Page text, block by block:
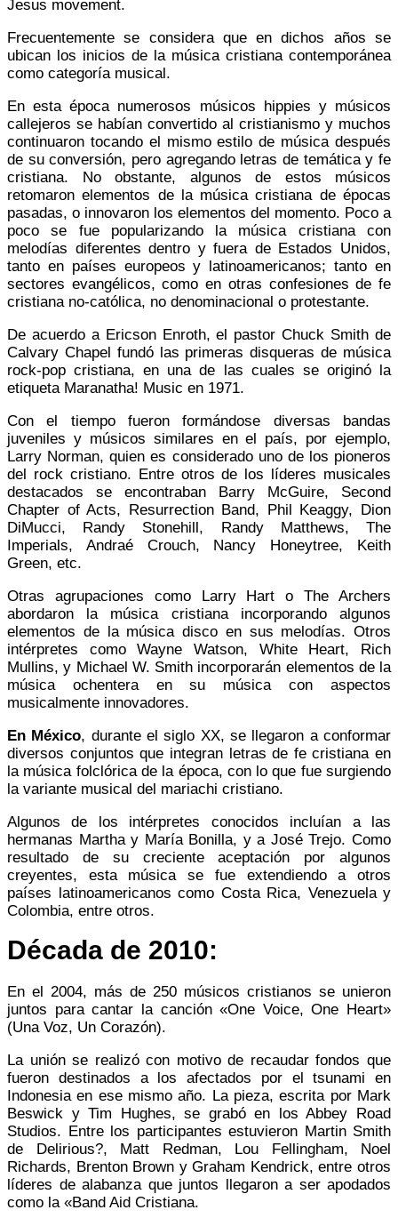
Jesus movement.
Frecuentemente se considera que en dichos años se
ubican los inicios de la música cristiana contemporánea
como categoría musical.
En esta época numerosos músicos hippies y músicos
callejeros se habían convertido al cristianismo y muchos
continuaron tocando el mismo estilo de música después
de su conversión, pero agregando letras de temática y fe
cristiana. No obstante, algunos de estos músicos
retomaron elementos de la música cristiana de épocas
pasadas, o innovaron los elementos del momento. Poco a
poco se fue popularizando la música cristiana con
melodías diferentes dentro y fuera de Estados Unidos,
tanto en países europeos y latinoamericanos; tanto en
sectores evangélicos, como en otras confesiones de fe
cristiana no-católica, no denominacional o protestante.
De acuerdo a Ericson Enroth, el pastor Chuck Smith de
Calvary Chapel fundó las primeras disqueras de música
rock-pop cristiana, en una de las cuales se originó la
etiqueta Maranatha! Music en 1971.
Con el tiempo fueron formándose diversas bandas
juveniles y músicos similares en el país, por ejemplo,
Larry Norman, quien es considerado uno de los pioneros
del rock cristiano. Entre otros de los líderes musicales
destacados se encontraban Barry McGuire, Second
Chapter of Acts, Resurrection Band, Phil Keaggy, Dion
DiMucci, Randy Stonehill, Randy Matthews, The
Imperials, Andraé Crouch, Nancy Honeytree, Keith
Green, etc.
Otras agrupaciones como Larry Hart o The Archers
abordaron la música cristiana incorporando algunos
elementos de la música disco en sus melodías. Otros
intérpretes como Wayne Watson, White Heart, Rich
Mullins, y Michael W. Smith incorporarán elementos de la
música ochentera en su música con aspectos
musicalmente innovadores.
En México, durante el siglo XX, se llegaron a conformar
diversos conjuntos que integran letras de fe cristiana en
la música folclórica de la época, con lo que fue surgiendo
la variante musical del mariachi cristiano.
Algunos de los intérpretes conocidos incluían a las
hermanas Martha y María Bonilla, y a José Trejo. Como
resultado de su creciente aceptación por algunos
creyentes, esta música se fue extendiendo a otros
países latinoamericanos como Costa Rica, Venezuela y
Colombia, entre otros.
Década de 2010:
En el 2004, más de 250 músicos cristianos se unieron
juntos para cantar la canción «One Voice, One Heart»
(Una Voz, Un Corazón).
La unión se realizó con motivo de recaudar fondos que
fueron destinados a los afectados por el tsunami en
Indonesia en ese mismo año. La pieza, escrita por Mark
Beswick y Tim Hughes, se grabó en los Abbey Road
Studios. Entre los participantes estuvieron Martin Smith
de Delirious?, Matt Redman, Lou Fellingham, Noel
Richards, Brenton Brown y Graham Kendrick, entre otros
líderes de alabanza que juntos llegaron a ser apodados
como la «Band Aid Cristiana.